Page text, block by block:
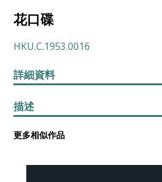
花口碟
HKU.C.1953.0016
詳細資料
描述
更多相似作品